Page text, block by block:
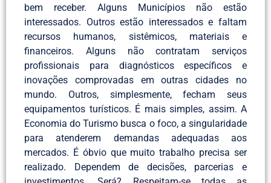
bem receber. Alguns Municípios não estão
interessados. Outros estão interessados e faltam
recursos humanos, sistêmicos, materiais e
financeiros. Alguns não contratam serviços
profissionais para diagnósticos específicos e
inovações comprovadas em outras cidades no
mundo. Outros, simplesmente, fecham seus
equipamentos turísticos. É mais simples, assim. A
Economia do Turismo busca o foco, a singularidade
para atenderem demandas adequadas aos
mercados. É óbvio que muito trabalho precisa ser
realizado. Dependem de decisões, parcerias e